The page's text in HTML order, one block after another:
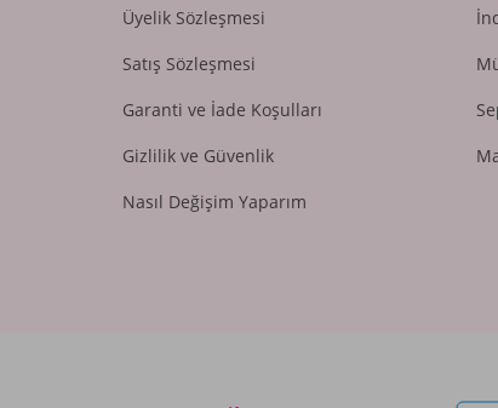
Üyelik Sözleşmesi
Satış Sözleşmesi
Garanti ve İade Koşulları
Gizlilik ve Güvenlik
Nasıl Değişim Yaparım